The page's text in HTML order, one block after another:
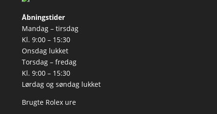
Åbningstider
Mandag – tirsdag
Kl. 9:00 – 15:30
Onsdag lukket
Torsdag – fredag
Kl. 9:00 – 15:30
Lørdag og søndag lukket
Brugte Rolex ure